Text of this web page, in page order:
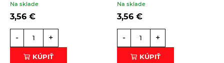
Na sklade
3,56 €
- +
KÚPIŤ
Na sklade
3,56 €
- +
KÚPIŤ